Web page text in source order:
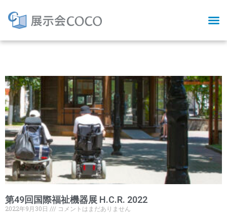
第49回国際福祉機器展 H.C.R. 2022
2022年9月30日
コメントはまだありません